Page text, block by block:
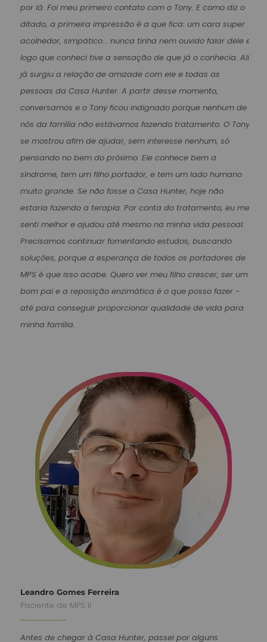
por lá. Foi meu primeiro contato com o Tony. E como diz o
ditado, a primeira impressão é a que fica: um cara super
acolhedor, simpático... nunca tinha nem ouvido falar dele e
logo que conheci tive a sensação de que já o conhecia. Ali
já surgiu a relação de amizade com ele e todas as
pessoas da Casa Hunter. A partir desse momento,
conversamos e o Tony ficou indignado porque nenhum de
nós da família não estávamos fazendo tratamento. O Tony
se mostrou afim de ajudar, sem interesse nenhum, só
pensando no bem do próximo. Ele conhece bem a
síndrome, tem um filho portador, e tem um lado humano
muito grande. Se não fosse a Casa Hunter, hoje não
estaria fazendo a terapia. Por conta do tratamento, eu me
senti melhor e ajudou até mesmo na minha vida pessoal.
Precisamos continuar fomentando estudos, buscando
soluções, porque a esperança de todos os portadores de
MPS é que isso acabe. Quero ver meu filho crescer, ser um
bom pai e a reposição enzimática é o que posso fazer -
até para conseguir proporcionar qualidade de vida para
minha família.
Leandro Gomes Ferreira
Paciente de MPS II
Antes de chegar à Casa Hunter, passei por alguns